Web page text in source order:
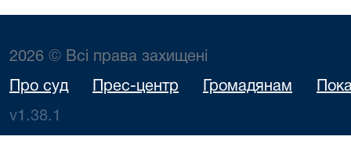
2026 © Всі права захищені
Про суд Прес-центр Громадянам
v1.38.1